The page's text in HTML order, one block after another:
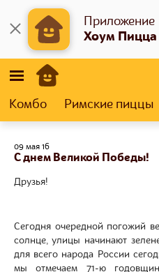
Приложение
Хоум Пицца
Комбо Римские пиццы
09 мая 16
С днем Великой Победы!
Друзья!
Сегодня очередной погожий
солнце, улицы начинают
для всего народа России
мы отмечаем 71-ю